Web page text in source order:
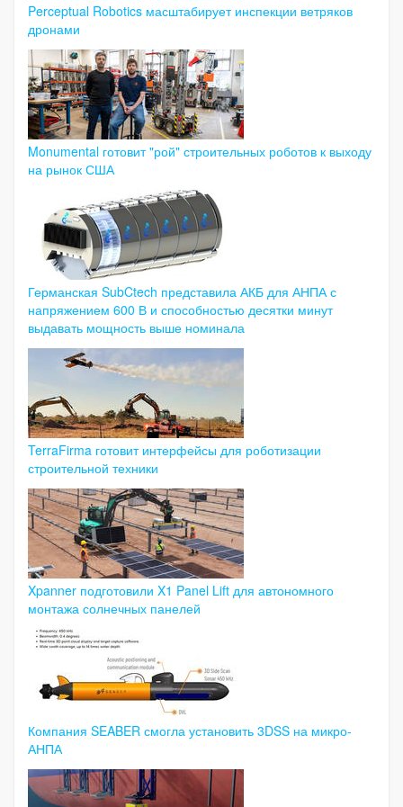
Perceptual Robotics масштабирует инспекции ветряков
дронами
Monumental готовит "рой" строительных роботов к выходу
на рынок США
Германская SubCtech представила АКБ для АНПА с
напряжением 600 В и способностью десятки минут
выдавать мощность выше номинала
TerraFirma готовит интерфейсы для роботизации
строительной техники
Xpanner подготовили X1 Panel Lift для автономного
монтажа солнечных панелей
Компания SEABER смогла установить 3DSS на микро-
АНПА